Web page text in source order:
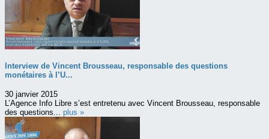
Interview de Vincent Brousseau, responsable des questions
monétaires à l’U...
30 janvier 2015
L’Agence Info Libre s’est entretenu avec Vincent Brousseau, responsable
des questions... plus »